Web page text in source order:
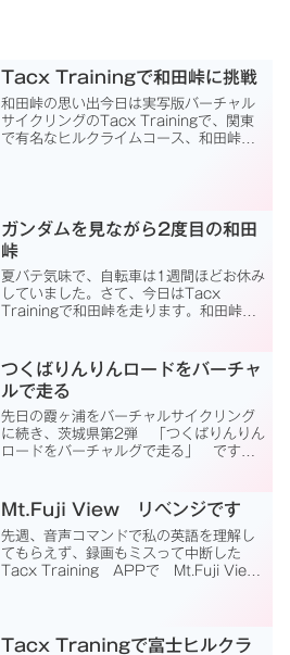
Tacx Trainingで和田峠に挑戦
和田峠の思い出今日は実写版バーチャル
サイクリングのTacx Trainingで、関東
で有名なヒルクライムコース、和田峠を
ガンダムを見ながら2度目の和田
峠
夏バテ気味で、自転車は1週間ほどお休み
していました。さて、今日はTacx
Trainingで和田峠を走ります。和田峠は
てみます。機動戦士ガンダム言わずと知
れた合体...
つくばりんりんロードをバーチャ
ルで走る
先日の霞ヶ浦をバーチャルサイクリング
に続き、茨城県第2弾 「つくばりんりん
ロードをバーチャルグで走る」 です。
行してりんりんロード起点の岩瀬駅まで
自走、土浦駅まで走っ...
Mt.Fuji View リベンジです
先週、音声コマンドで私の英語を理解し
てもらえず、録画もミスって中断した
Tacx Training APPで Mt.Fuji View
Tacx Traningで富士ヒルクラ